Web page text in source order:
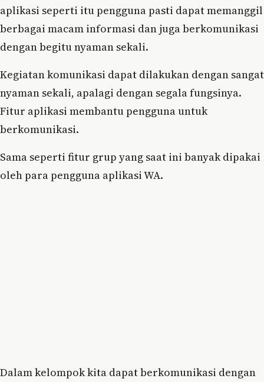
aplikasi seperti itu pengguna pasti dapat memanggil
berbagai macam informasi dan juga berkomunikasi
dengan begitu nyaman sekali.
Kegiatan komunikasi dapat dilakukan dengan sangat
nyaman sekali, apalagi dengan segala fungsinya.
Fitur aplikasi membantu pengguna untuk
berkomunikasi.
Sama seperti fitur grup yang saat ini banyak dipakai
oleh para pengguna aplikasi WA.
Dalam kelompok kita dapat berkomunikasi dengan